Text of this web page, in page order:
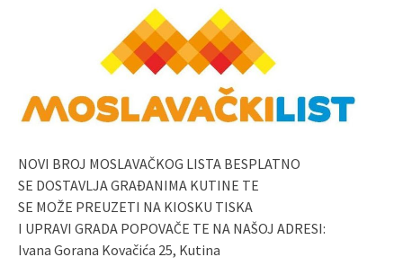
NOVI BROJ MOSLAVAČKOG LISTA BESPLATNO
SE DOSTAVLJA GRAĐANIMA KUTINE TE
SE MOŽE PREUZETI NA KIOSKU TISKA
I UPRAVI GRADA POPOVAČE TE NA NAŠOJ ADRESI:
Ivana Gorana Kovačića 25, Kutina